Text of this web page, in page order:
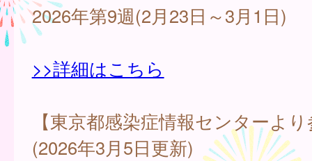
2026年第9週(2月23日～3月1日)
>>詳細はこちら
【東京都感染症情報センターよ
(2026年3月5日更新)